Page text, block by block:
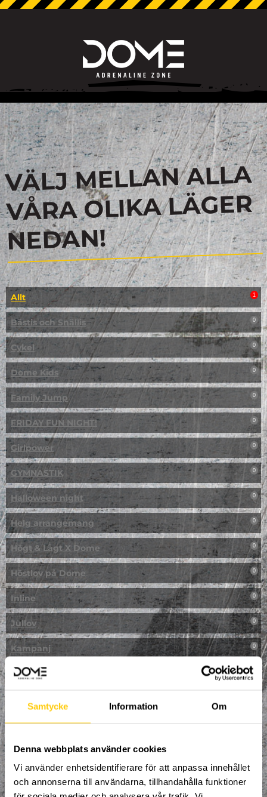
Samtycke Information Om
Denna webbplats använder cookies
Vi använder enhetsidentifierare för att anpassa innehållet
och annonserna till användarna, tillhandahålla funktioner
VÄLJ MELLAN ALLA
VÅRA OLIKA LÄGER
NEDAN!
Allt 1
Bästis och Snällis 0
Cykel 0
Dome Kids 0
Family Jump 0
FRIDAY FUN NIGHT! 0
Girlpower 0
GYMNASTIK 0
Halloween night 0
Helg arrangemang 0
Högt & Lågt X Dome 0
Höstlov på Dome 0
Inline 0
Jullov 0
Kampanj 0
Kickbike 0
Klättring
LAN
Multisport